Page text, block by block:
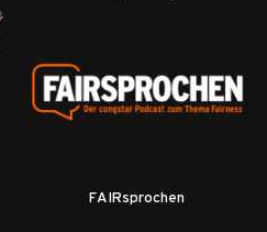
FAIRsprochen